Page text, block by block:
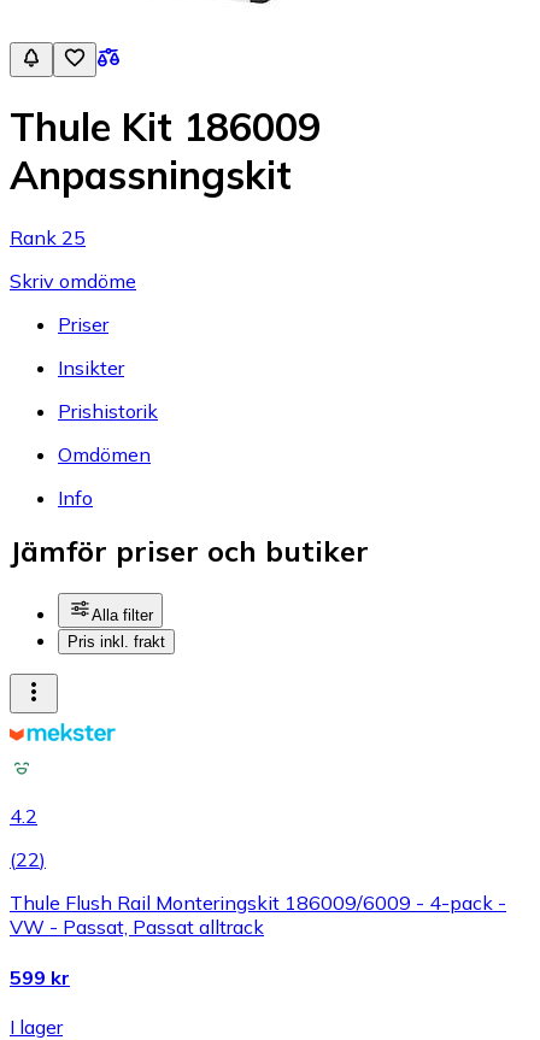
Thule Kit 186009
Anpassningskit
Rank 25
Skriv omdöme
Priser
Insikter
Prishistorik
Omdömen
Info
Jämför priser och butiker
Alla filter
Pris inkl. frakt
4.2
(22)
Thule Flush Rail Monteringskit 186009/6009 - 4-pack -
VW - Passat, Passat alltrack
599 kr
I lager